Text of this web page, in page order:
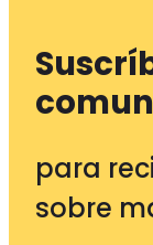
para
sobre